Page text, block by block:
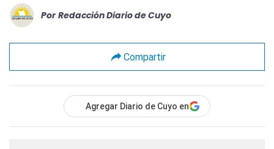
Por Redacción Diario de Cuyo
Compartir
Agregar Diario de Cuyo en